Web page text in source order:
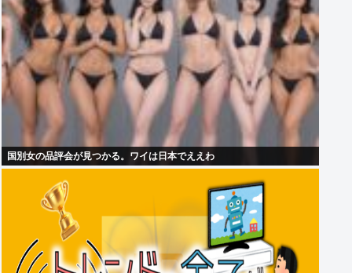
国別女の品評会が見つかる。ワイは日本でええわ